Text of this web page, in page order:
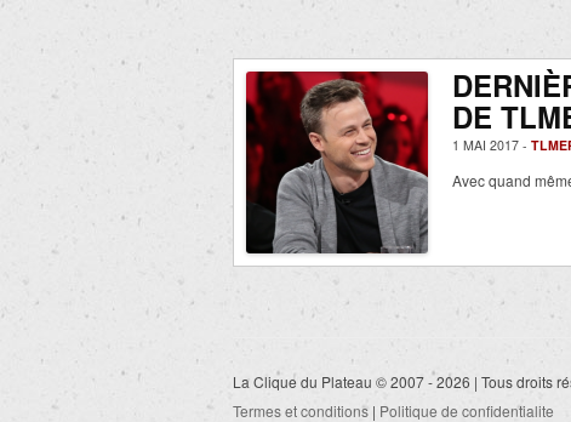
DE
1 MAI 2017 -
Avec quand
La Clique du Plateau © 2007 - 2026 | Tous droits
Termes et conditions | Politique de confidentialite